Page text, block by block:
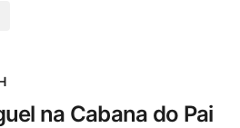
na Cabana do Pai